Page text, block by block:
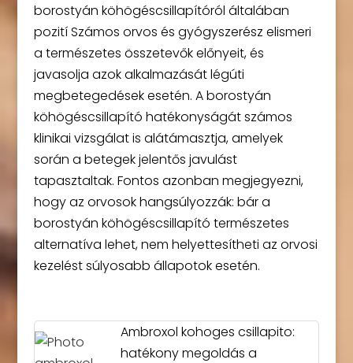
borostyán köhögéscsillapítóról általában
pozití Számos orvos és gyógyszerész elismeri
a természetes összetevők előnyeit, és
javasolja azok alkalmazását légúti
megbetegedések esetén. A borostyán
köhögéscsillapító hatékonyságát számos
klinikai vizsgálat is alátámasztja, amelyek
során a betegek jelentős javulást
tapasztaltak. Fontos azonban megjegyezni,
hogy az orvosok hangsúlyozzák: bár a
borostyán köhögéscsillapító természetes
alternatíva lehet, nem helyettesítheti az orvosi
kezelést súlyosabb állapotok esetén.
Ambroxol kohoges csillapito:
hatékony megoldás a